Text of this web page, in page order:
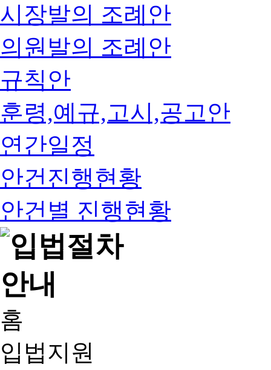
시장발의 조례안
의원발의 조례안
규칙안
훈령,예규,고시,공고안
연간일정
안건진행현황
안건별 진행현황
홈
입법지원